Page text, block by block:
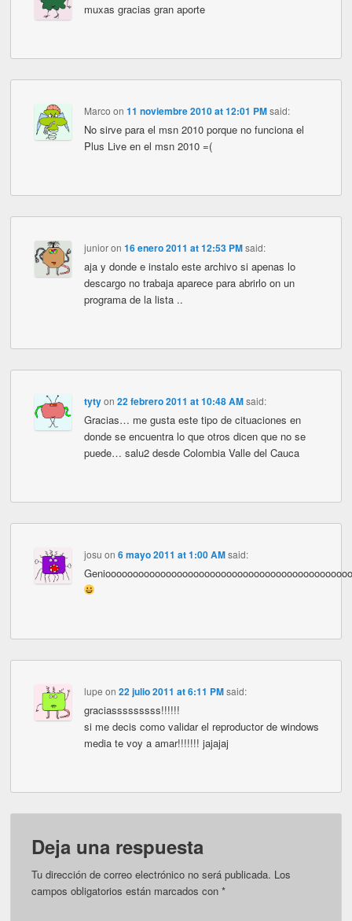
muxas gracias gran aporte
Marco on 11 noviembre 2010 at 12:01 PM said:
No sirve para el msn 2010 porque no funciona el
Plus Live en el msn 2010 =(
junioron 16 enero 2011 at 12:53 PM said:
aja y donde e instalo este archivo si apenas lo
descargo no trabaja aparece para abrirlo on un
programa de la lista ..
tytyon 22 febrero 2011 at 10:48 AM said:
Gracias… me gusta este tipo de cituaciones en
donde se encuentra lo que otros dicen que no se
puede… salu2 desde Colombia Valle del Cauca
josu on 6 mayo 2011 at 1:00 AM said:
lupe on 22 julio 2011 at 6:11 PM said:
graciasssssssss!!!!!!
si me decis como validar el reproductor de windows
media te voy a amar!!!!!!! jajajaj
Deja una respuesta
Tu dirección de correo electrónico no será publicada. Los
campos obligatorios están marcados con*